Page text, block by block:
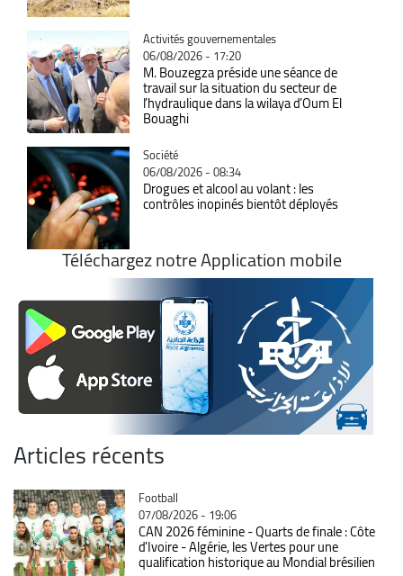
Catégorie
Activités gouvernementales
06/08/2026 - 17:20
M. Bouzegza préside une séance de
travail sur la situation du secteur de
l’hydraulique dans la wilaya d’Oum El
Bouaghi
Catégorie
Société
06/08/2026 - 08:34
Drogues et alcool au volant : les
contrôles inopinés bientôt déployés
Téléchargez notre Application mobile
Articles récents
Catégorie
Football
07/08/2026 - 19:06
CAN 2026 féminine - Quarts de finale : Côte
d'Ivoire - Algérie, les Vertes pour une
qualification historique au Mondial brésilien